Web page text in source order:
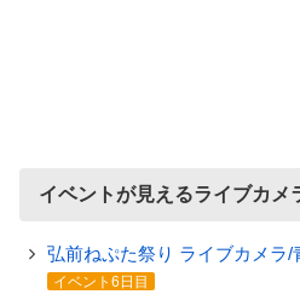
イベントが見えるライブカメ
弘前ねぷた祭り ライブカメラ/
イベント6日目